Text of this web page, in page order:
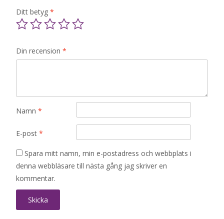
Ditt betyg *
Din recension *
Namn *
E-post *
Spara mitt namn, min e-postadress och webbplats i
denna webbläsare till nästa gång jag skriver en
kommentar.